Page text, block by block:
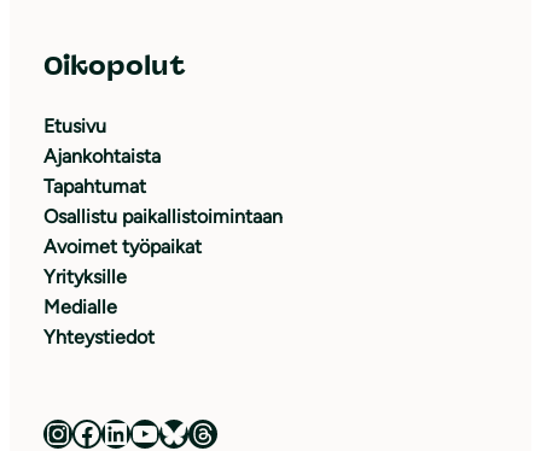
Oikopolut
Etusivu
Ajankohtaista
Tapahtumat
Osallistu paikallistoimintaan
Avoimet työpaikat
Yrityksille
Medialle
Yhteystiedot
Luonnonsuojeluliitto Instagramissa Luonnonsuojeluliitto Facebookissa Luonnonsuojeluliitto LinkedInissä Luonnonsuojeluliiton YouTube-kanava Luonnonsuojeluliitto Blueskyssa Luonnonsuojeluliitto Threadsissa